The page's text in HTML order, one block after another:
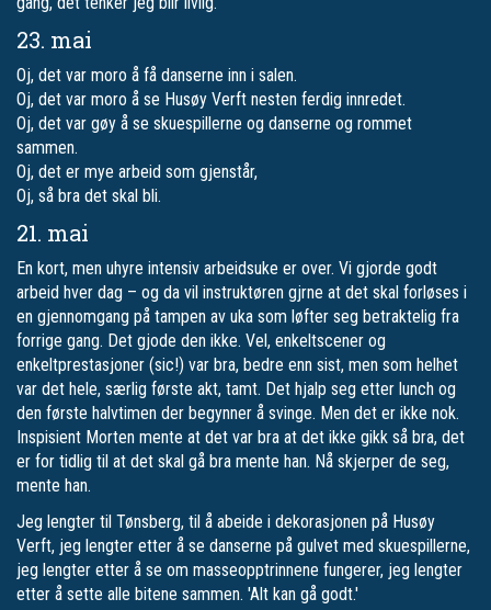
23. mai
Oj, det var moro å få danserne inn i salen.
Oj, det var moro å se Husøy Verft nesten ferdig innredet.
Oj, det var gøy å se skuespillerne og danserne og rommet
sammen.
Oj, det er mye arbeid som gjenstår,
Oj, så bra det skal bli.
21. mai
En kort, men uhyre intensiv arbeidsuke er over. Vi gjorde godt
arbeid hver dag – og da vil instruktøren gjrne at det skal forløses i
en gjennomgang på tampen av uka som løfter seg betraktelig fra
forrige gang. Det gjode den ikke. Vel, enkeltscener og
enkeltprestasjoner (sic!) var bra, bedre enn sist, men som helhet
var det hele, særlig første akt, tamt. Det hjalp seg etter lunch og
den første halvtimen der begynner å svinge. Men det er ikke nok.
Inspisient Morten mente at det var bra at det ikke gikk så bra, det
er for tidlig til at det skal gå bra mente han. Nå skjerper de seg,
mente han.
Jeg lengter til Tønsberg, til å abeide i dekorasjonen på Husøy
Verft, jeg lengter etter å se danserne på gulvet med skuespillerne,
jeg lengter etter å se om masseopptrinnene fungerer, jeg lengter
etter å sette alle bitene sammen. 'Alt kan gå godt.'